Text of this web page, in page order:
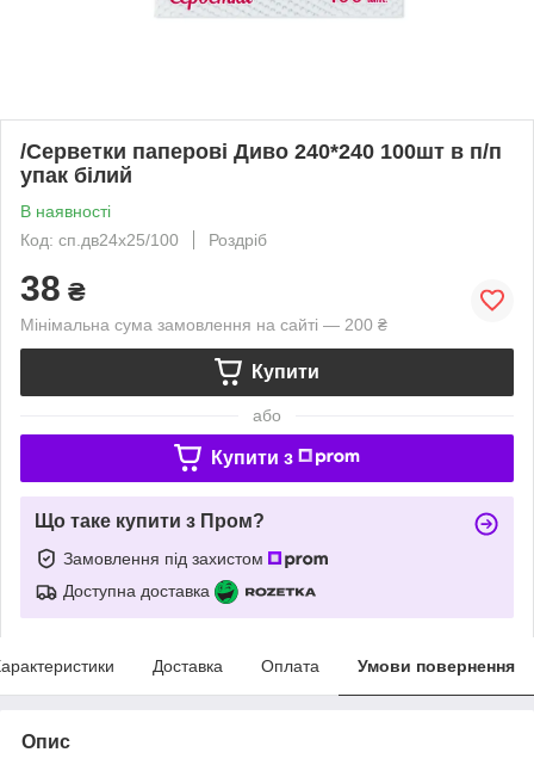
/Серветки паперові Диво 240*240 100шт в п/п
упак білий
В наявності
Код: сп.дв24х25/100
Роздріб
38 ₴
Мінімальна сума замовлення на сайті — 200 ₴
Купити
або
Купити з
Що таке купити з Пром?
Замовлення під захистом
Доступна доставка
Доставка Оплата Умови повернення
Опис